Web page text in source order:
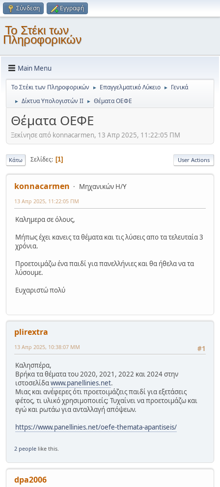
Σύνδεση Εγγραφή
Το Στέκι των
Πληροφορικών
Main Menu
Το Στέκι των Πληροφορικών ► Επαγγελματικό Λύκειο ► Γενικά
► Δίκτυα Υπολογιστών ΙΙ ► Θέματα ΟΕΦΕ
Θέματα ΟΕΦΕ
Ξεκίνησε από konnacarmen, 13 Απρ 2025, 11:22:05 ΠΜ
Κάτω Σελίδες 1 User Actions
konnacarmen Μηχανικών Η/Υ
13 Απρ 2025, 11:22:05 ΠΜ
Καλημερα σε όλους,
Μήπως έχει κανεις τα θέματα και τις λύσεις απο τα τελευταία 3
χρόνια.
Προετοιμάζω ένα παιδί για πανελλήνιες και θα ήθελα να τα
λύσουμε.
Ευχαριστώ πολύ
plirextra
#1
13 Απρ 2025, 10:38:07 ΜΜ
Καλησπέρα,
Βρήκα τα θέματα του 2020, 2021, 2022 και 2024 στην
ιστοσελίδαwww.panellinies.net.
Μιας και ανέφερες ότι προετοιμάζεις παιδί για εξετάσεις
φέτος, τι υλικό χρησιμοποιείς; Τυχαίνει να προετοιμάζω και
εγώ και ρωτάω για ανταλλαγή απόψεων.
https://www.panellinies.net/oefe-themata-apantiseis/
2 people like this.
dpa2006